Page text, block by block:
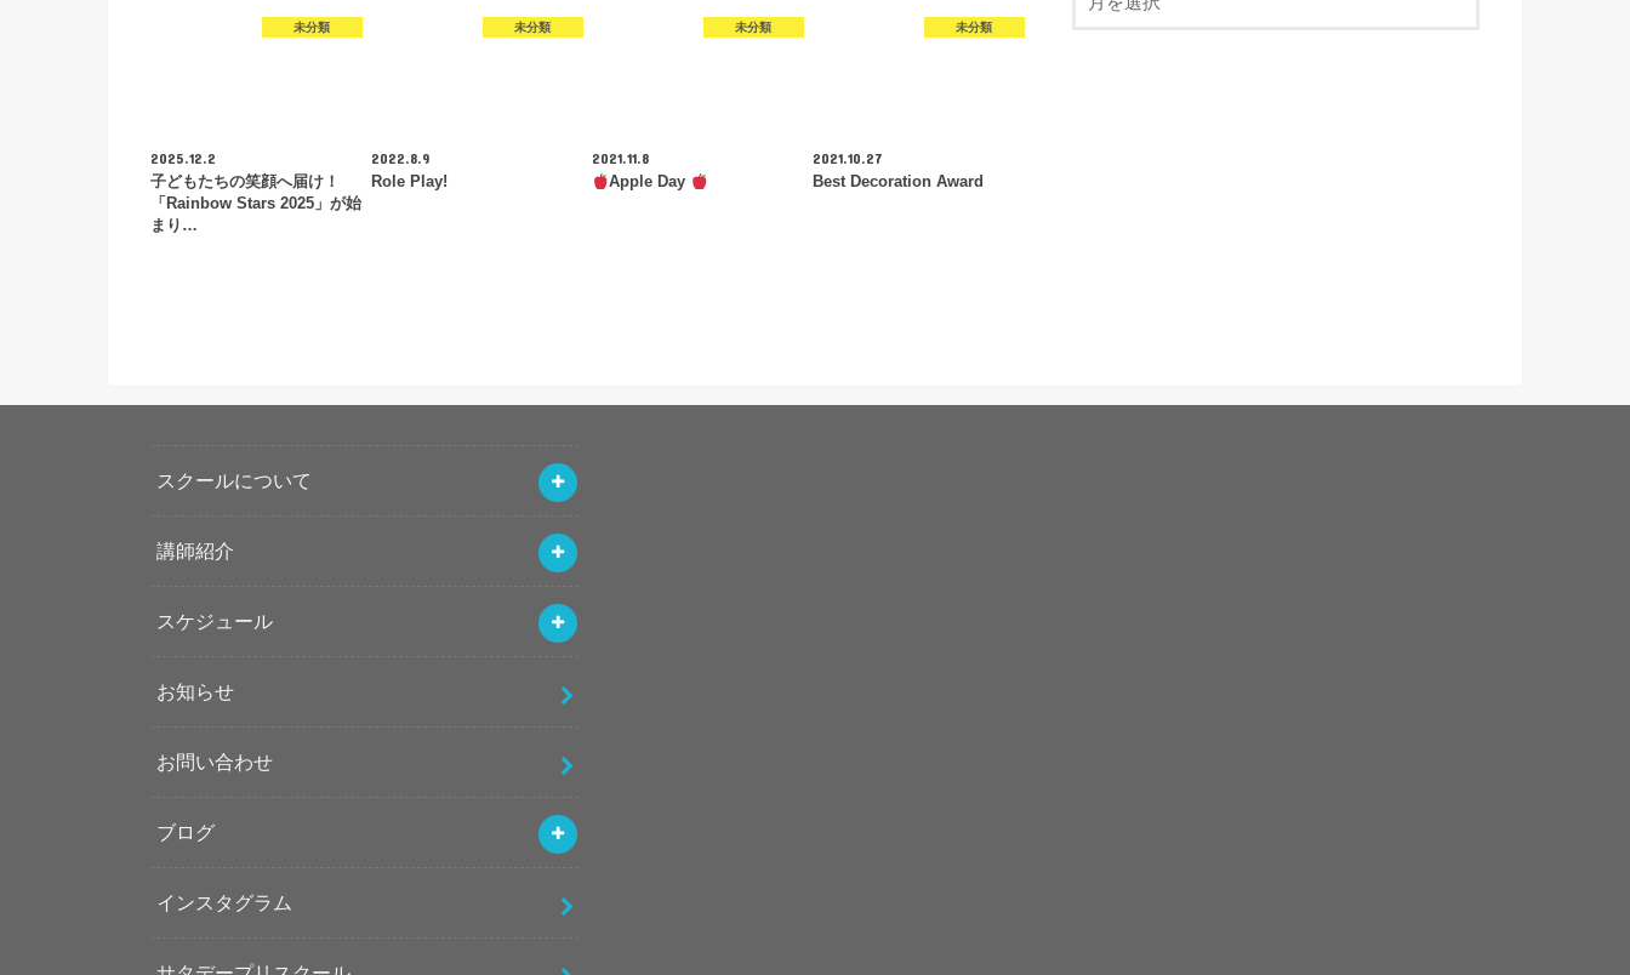
未分類
2025.12.2
子どもたちの笑顔へ届け！
「Rainbow Stars 2025」が始
まり…
未分類
2022.8.9
Role Play!
未分類
2021.11.8
Apple Day
未分類
2021.10.27
Best Decoration Award
スクールについて
講師紹介
スケジュール
お知らせ
お問い合わせ
ブログ
インスタグラム